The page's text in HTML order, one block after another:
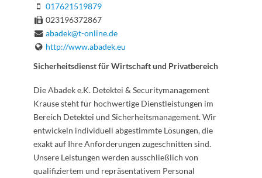
017621519879
023196372867
abadek@t-online.de
http://www.abadek.eu
Sicherheitsdienst für Wirtschaft und Privatbereich
Die Abadek e.K. Detektei & Securitymanagement
Krause steht für hochwertige Dienstleistungen im
Bereich Detektei und Sicherheitsmanagement. Wir
entwickeln individuell abgestimmte Lösungen, die
exakt auf Ihre Anforderungen zugeschnitten sind.
Unsere Leistungen werden ausschließlich von
qualifiziertem und repräsentativem Personal